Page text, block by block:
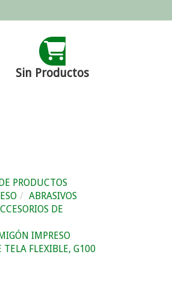
Sin Productos
PRODUCTOS
ABRASIVOS
DE
IMPRESO
TELA FLEXIBLE, G100